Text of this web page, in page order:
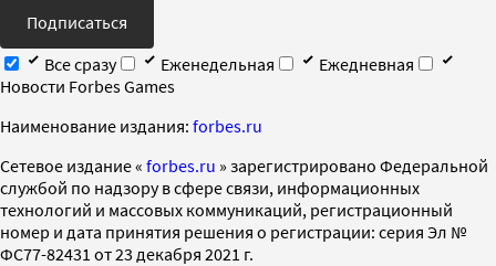
Подписаться
Все сразу
Еженедельная
Ежедневная
Новости Forbes Games
Наименование издания: forbes.ru
Cетевое издание « forbes.ru » зарегистрировано Федеральной
службой по надзору в сфере связи, информационных
технологий и массовых коммуникаций, регистрационный
номер и дата принятия решения о регистрации: серия Эл №
ФС77-82431 от 23 декабря 2021 г.